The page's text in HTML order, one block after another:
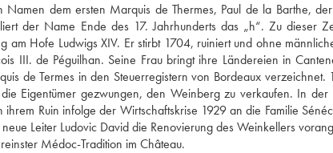
Namen dem ersten Marquis de Thermes, Paul de la Barthe,
der Name Ende des 17. Jahrhunderts das „h“. Zu dieser
am Hofe Ludwigs XIV. Er stirbt 1704, ruiniert und ohne
III. de Péguilhan. Seine Frau bringt ihre Ländereien in
de Termes in den Steuerregistern von Bordeaux
Eigentümer gezwungen, den Weinberg zu verkaufen. In
ihrem Ruin infolge der Wirtschaftskrise 1929 an die Familie
Leiter Ludovic David die Renovierung des Weinkellers
Médoc-Tradition im Château.